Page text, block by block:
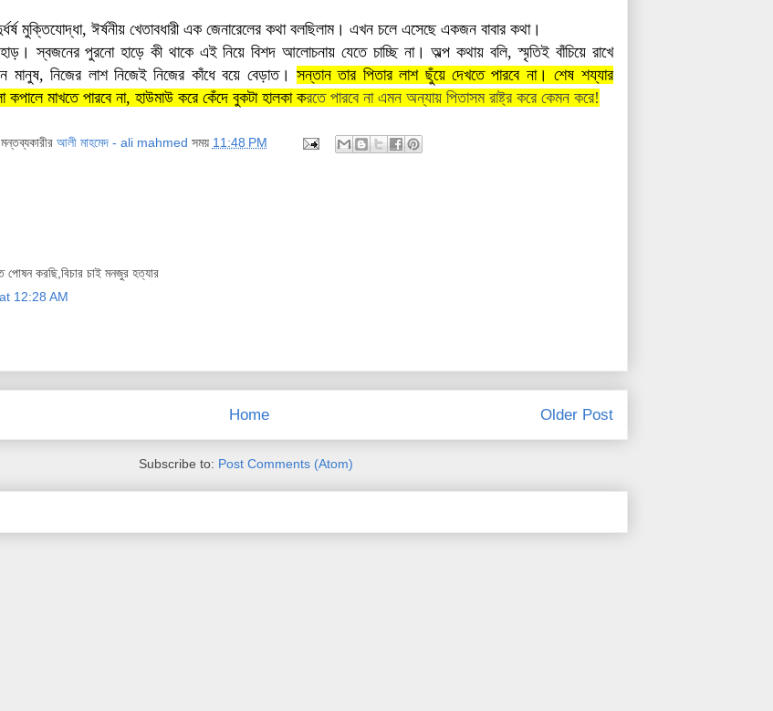
মুক্তিযোদ্ধা, ঈর্ষনীয় খেতাবধারী এক জেনারেলের কথা বলছিলাম। এখন চলে এসেছে একজন বাবার কথা।
স্বজনের পুরনো হাড়ে কী থাকে এই নিয়ে বিশদ আলোচনায় যেতে চাচ্ছি না। অল্প কথায় বলি, স্মৃতিই বাঁচিয়ে রাখে
মানুষ, নিজের লাশ নিজেই নিজের কাঁধে বয়ে বেড়াত। সন্তান তার পিতার লাশ ছুঁয়ে দেখতে পারবে না। শেষ শয্যার
কপালে মাখতে পারবে না, হাউমাউ করে কেঁদে বুকটা হালকা করতে পারবে নাএমন অন্যায় পিতাসম রাষ্ট্র করে কেমন করে!
আলী মাহমেদ - ali mahmed সময় 11:48 PM
করছি,বিচার চাই মনজুর হত্যার
12:28 AM
Older Post
Home
Subscribe to: Post Comments (Atom)